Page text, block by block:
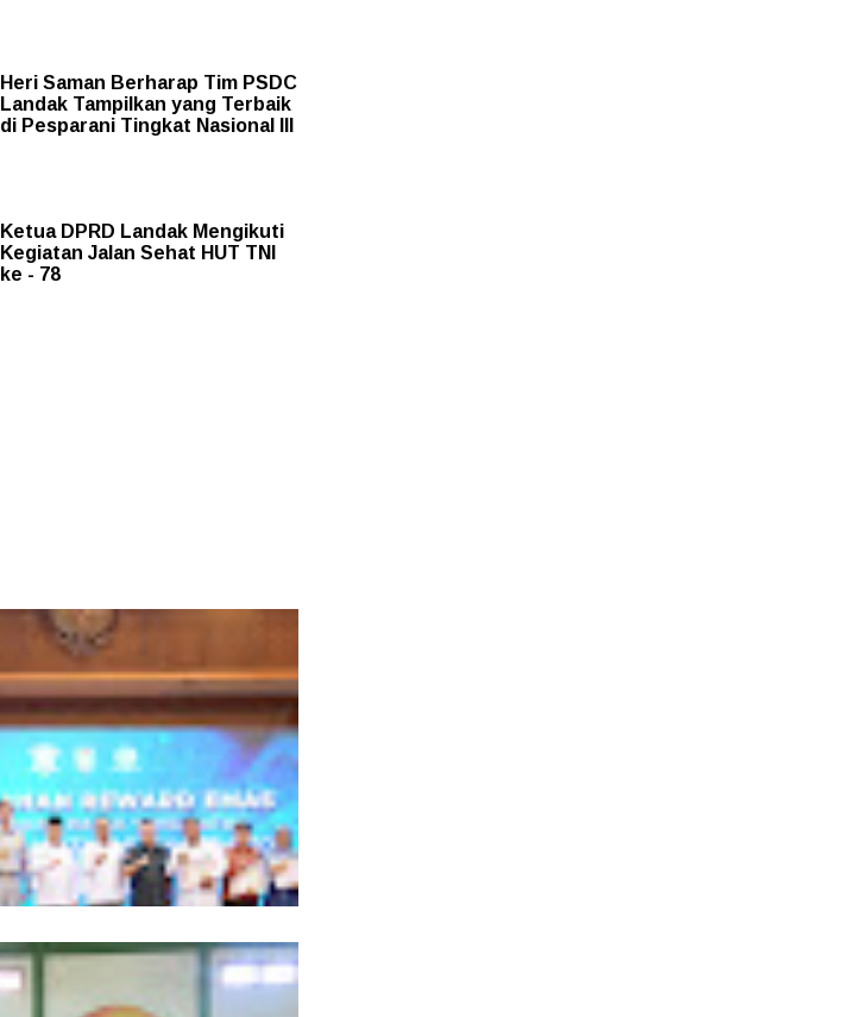
Heri Saman Berharap Tim PSDC
Landak Tampilkan yang Terbaik
di Pesparani Tingkat Nasional III
Ketua DPRD Landak Mengikuti
Kegiatan Jalan Sehat HUT TNI
ke - 78